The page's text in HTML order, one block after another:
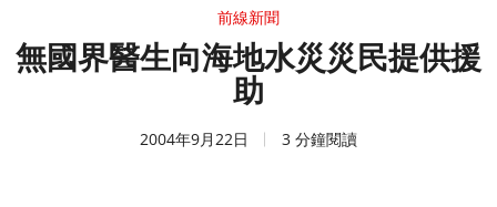
前線新聞
無國界醫生向海地水災災民提供援
助
2004年9月22日 3 分鐘閱讀